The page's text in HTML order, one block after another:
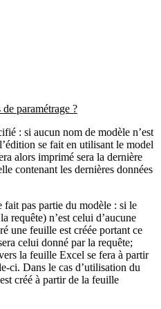
paramétrage ?
: si aucun nom de modèle n’est
se fait en utilisant le model
alors imprimé sera la dernière
contenant les dernières données
pas partie du modèle : si le
requête) n’est celui d’aucune
une feuille est créée portant ce
celui donné par la requête;
la feuille Excel se fera à partir
ci. Dans le cas d’utilisation du
créé à partir de la feuille